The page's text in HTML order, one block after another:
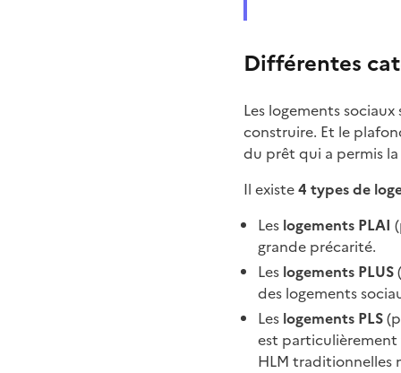
Différentes
Les logements
construire. Et le
du prêt qui a permis
Il existe4 types de
Les logements PLAI
grande précarité.
Les logements PLUS
des logements
Les logements PLS
est particulièrement
HLM traditionnelles